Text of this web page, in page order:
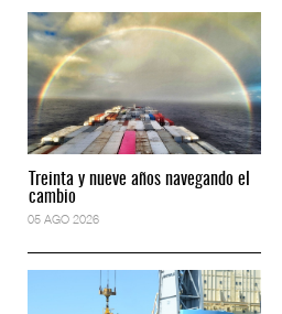
Treinta y nueve años navegando el
cambio
05 AGO 2026
MSC incorpora servicio PAMEX en
...
12 JUL 2026
Esperanz ...
06 JUL 2026
CICE gana espacio en el programa